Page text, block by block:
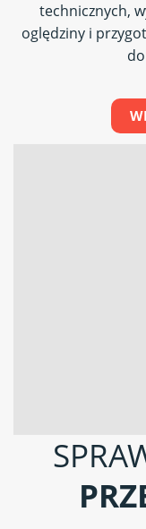
technicznych,
oględziny i